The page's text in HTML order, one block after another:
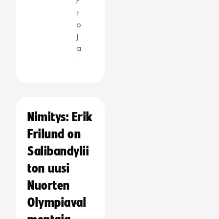
t
o
j
a
:
Nimitys: Erik
Frilund on
Salibandylii
ton uusi
Nuorten
Olympiaval